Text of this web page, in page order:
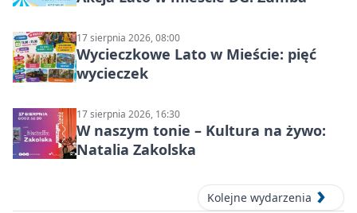
17 sierpnia 2026, 08:00
Wycieczkowe Lato w Mieście: pięć
wycieczek
17 sierpnia 2026, 16:30
W naszym tonie – Kultura na żywo:
Natalia Zakolska
Kolejne wydarzenia